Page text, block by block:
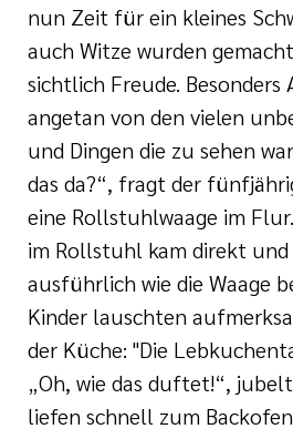
nun Zeit für ein kleines
auch Witze wurden
sichtlich Freude. Besonders
angetan von den vielen
und Dingen die zu sehen
das da?“, fragt der
eine Rollstuhlwaage im
im Rollstuhl kam direkt
ausführlich wie die Waage
Kinder lauschten
der Küche: "Die
„Oh, wie das duftet!“,
liefen schnell zum